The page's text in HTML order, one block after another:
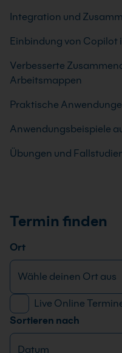
Integration und
Einbindung von Copilot
Verbesserte
Arbeitsmappen
Praktische
Anwendungsbeispiele
Übungen und
Termin finden
Ort
Live Online
Sortieren nach